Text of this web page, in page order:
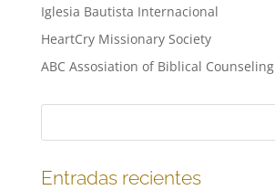
Iglesia Bautista Internacional
HeartCry Missionary Society
ABC Assosiation of Biblical Counseling
Entradas recientes